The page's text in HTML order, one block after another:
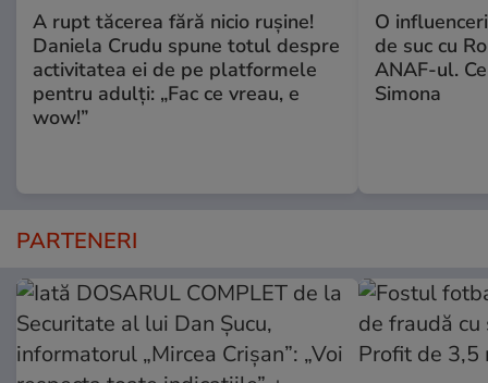
A rupt tăcerea fără nicio rușine!
Daniela Crudu spune totul despre
activitatea ei de pe platformele
pentru adulți: „Fac ce vreau, e
wow!”
O
de suc cu
ANAF-ul.
Simona
PARTENERI